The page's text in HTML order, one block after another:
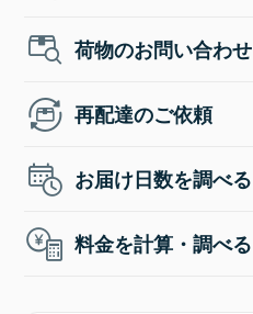
荷物のお問い合わせ
再配達のご依頼
お届け日数を調べる
料金を計算・調べる